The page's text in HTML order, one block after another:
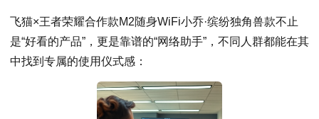
飞猫×王者荣耀合作款M2随身WiFi小乔·缤纷独角兽款不止
是“好看的产品”，更是靠谱的“网络助手”，不同人群都能在其
中找到专属的使用仪式感：